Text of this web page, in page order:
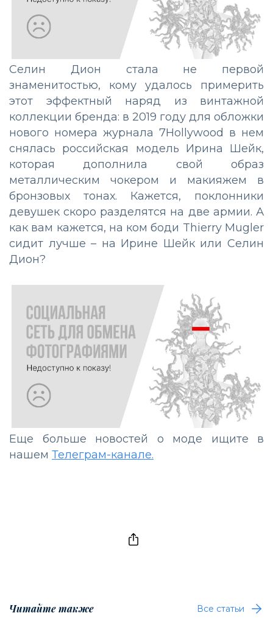
Селин Дион стала не первой
знаменитостью, кому удалось примерить
этот эффектный наряд из винтажной
коллекции бренда: в 2019 году для обложки
нового номера журнала 7Hollywood в нем
снялась российская модель Ирина Шейк,
которая дополнила свой образ
металлическим чокером и макияжем в
бронзовых тонах. Кажется, поклонники
девушек скоро разделятся на две армии. А
как вам кажется, на ком боди Thierry Mugler
сидит лучше – на Ирине Шейк или Селин
Дион?
Еще больше новостей о моде ищите в
нашем Телеграм-канале.
Читайте также Все статьи